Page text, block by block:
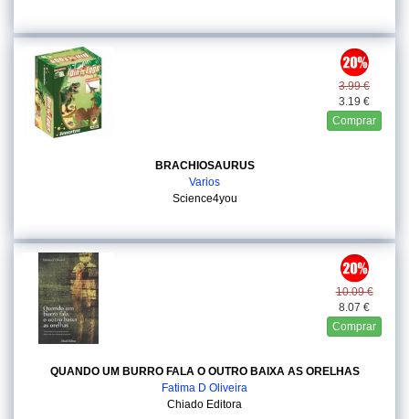
3.99 €
3.19 €
Comprar
BRACHIOSAURUS
Varios
Science4you
10.09 €
8.07 €
Comprar
QUANDO UM BURRO FALA O OUTRO BAIXA AS ORELHAS
Fatima D Oliveira
Chiado Editora